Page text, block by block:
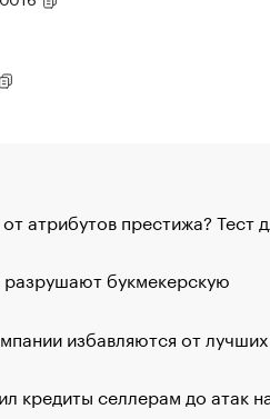
атрибутов престижа? Тест
букмекерскую
избавляются от лучших
кредиты селлерам до атак